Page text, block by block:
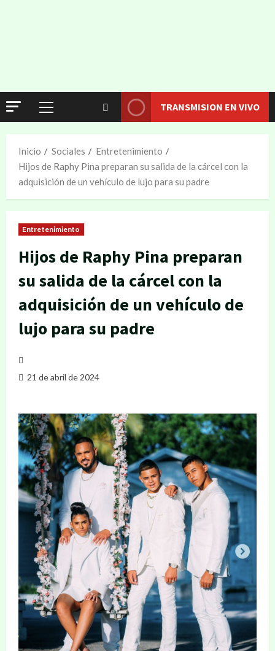
TRANSMISION EN VIVO
Inicio Sociales
Entretenimiento
Hijos de Raphy Pina preparan su salida de la cárcel con la
adquisición de un vehículo de lujo para su padre
Entretenimiento
Hijos de Raphy Pina preparan
su salida de la cárcel con la
adquisición de un vehículo de
lujo para su padre
21 de abril de 2024